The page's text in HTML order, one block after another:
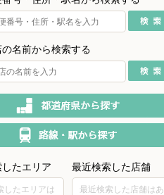
の名前から検索する
たエリア
したエリアは
最近検索した店舗
最近検索した店舗はあ